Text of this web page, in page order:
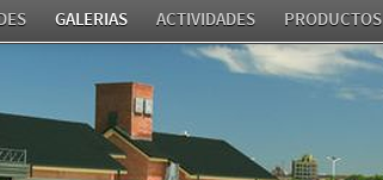
GALERIAS ACTIVIDADES PRODUCTOS